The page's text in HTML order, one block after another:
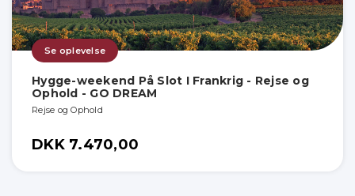
Se oplevelse
Hygge-weekend På Slot I Frankrig - Rejse og
Ophold - GO DREAM
Rejse og Ophold
DKK 7.470,00